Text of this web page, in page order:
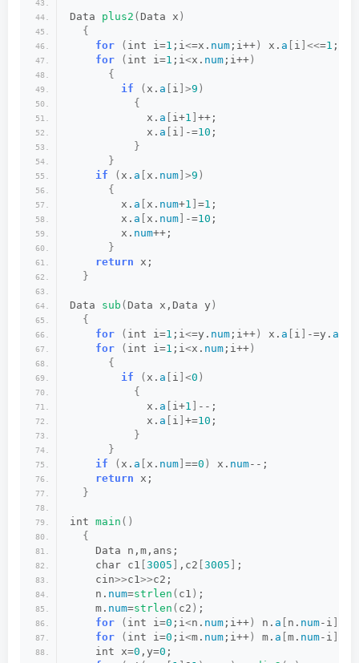
Data plus2 ( Data x )
{
for
( int i=1 ;i<=x. num ;i++ ) x. a i ]<<=1 ;
for
( int i=1 ;i<x. num ;i++ )
{
if
( x. a i ]>9 )
{
            x.
a i+1 ++;
            x.
a i -=10 ;
}
}
if
( x. a x. num ]>9 )
{
        x.
a x. num+1 =1 ;
        x.
a x. num -=10 ;
        x.
num++;
}
return x;
}
Data sub ( Data x,Data y )
{
for
( int i=1 ;i<=y. num ;i++ ) x. a i -=y. a
for
( int i=1 ;i<x. num ;i++ )
{
if
( x. a i ]<0 )
{
            x.
a i+1
--;
            x.
a i +=10 ;
}
}
if
( x. a x. num ==0 ) x. num--;
return x;
}
int main ()
{
    Data n,m,ans;
    char c1
3005 ,c2 3005
;
    cin
>>c1>>c2;
    n.
num=strlen ( c1 ) ;
    m.
num=strlen ( c2 ) ;
for
( int i=0 ;i<n. num ;i++ ) n. a n. num-i
for
( int i=0 ;i<m. num ;i++ ) m. a m. num-i
    int x=
0 ,y=0 ;